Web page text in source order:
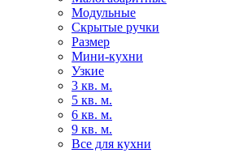
Модульные
Скрытые ручки
Размер
Мини-кухни
Узкие
3 кв. м.
5 кв. м.
6 кв. м.
9 кв. м.
Все для кухни